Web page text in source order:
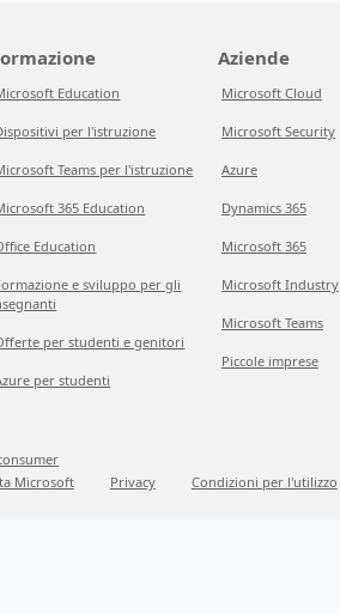
Education
per l'istruzione
Teams per l'istruzione
365 Education
Education
e sviluppo per gli
per studenti e genitori
per studenti
Aziende
Microsoft Cloud
Microsoft Security
Azure
Dynamics 365
Microsoft 365
Microsoft Industry
Microsoft Teams
Piccole imprese
Microsoft Privacy Condizioni per l'utilizzo